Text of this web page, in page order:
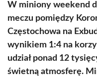
W miniony weekend
meczu pomiędzy
Częstochowa na
wynikiem 1:4 na
udział ponad 12
świetną atmosferę.